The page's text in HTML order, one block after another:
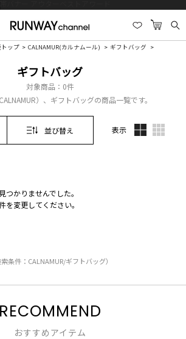
トップ CALNAMUR(カルナムール) ギフトバッグ
ギフトバッグ
対象商品： 0件
）、ギフトバッグの商品一覧です。
並び替え 表示
かりませんでした。
を変更してください。
索条件：CALNAMUR/ギフトバッグ）
RECOMMEND
おすすめアイテム